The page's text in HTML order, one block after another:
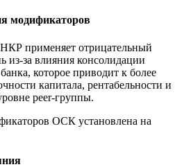
модификаторов
применяет отрицательный
из-за влияния консолидации
которое приводит к более
капитала, рентабельности и
peer-группы.
ОСК установлена на